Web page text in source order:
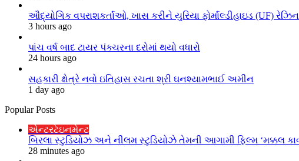
ઔદ્યોગિક વપરાશકર્તાઓ, ખાસ કરીને યુરિયા ફોર્માલ્ડીહાઇડ (UF)
3 hours ago
પાંચ વર્ષ બાદ ટાયર પંક્ચરના દરોમાં થયો વધારો
24 hours ago
સહકારી ક્ષેત્રે નવો ઇતિહાસ રચતા શ્રી ઘનશ્યામભાઈ અમીન
1 day ago
Popular Posts
એન્ટરટેઇનમેન્ટ
બિરલા સ્ટુડિયોઝ અને નીલમ સ્ટુડિયોઝે તેમની આગામી ફિલ્મ ‘મક્કલ
28 minutes ago